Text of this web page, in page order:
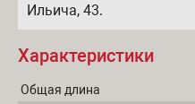
Ильича, 43.
Характеристики
Общая длина